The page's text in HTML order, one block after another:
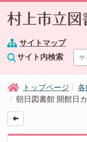
サイトマップ
サイト内検索
トップページ 各
朝日図書館 開館日